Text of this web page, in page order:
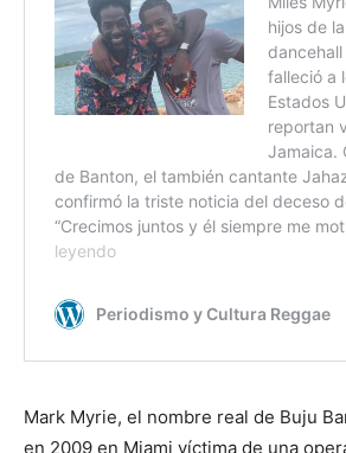
Mark Myrie, el nombre real de Buju
en 2009 en Miami víctima de una